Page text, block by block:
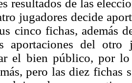
resultados de las
jugadores decide
cinco fichas, además
aportaciones del otro
el bien público, por
pero las diez fichas